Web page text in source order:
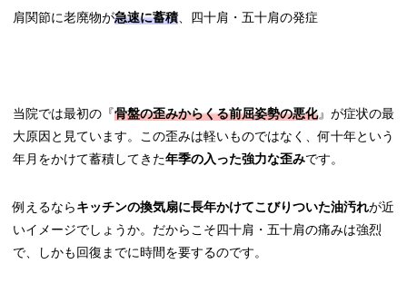
肩関節に老廃物が急速に蓄積、四十肩・五十肩の発症
当院では最初の『骨盤の歪みからくる前屈姿勢の悪化』が症状の最
大原因と見ています。この歪みは軽いものではなく、何十年という
年月をかけて蓄積してきた年季の入った強力な歪みです。
例えるならキッチンの換気扇に長年かけてこびりついた油汚れが近
いイメージでしょうか。だからこそ四十肩・五十肩の痛みは強烈
で、しかも回復までに時間を要するのです。